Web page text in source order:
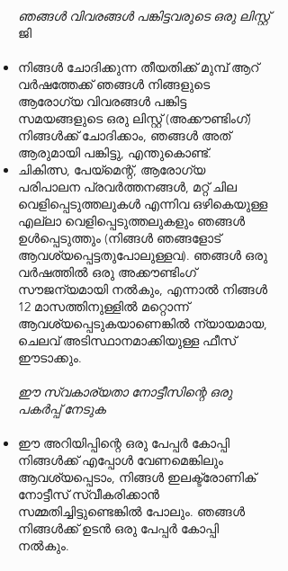
ഞങ്ങൾ വിവരങ്ങൾ പങ്കിട്ടവരുടെ ഒരു ലിസ്റ്റ്
ജി
നിങ്ങൾ ചോദിക്കുന്ന തീയതിക്ക് മുമ്പ് ആറ്
വർഷത്തേക്ക് ഞങ്ങൾ നിങ്ങളുടെ
ആരോഗ്യ വിവരങ്ങൾ പങ്കിട്ട
സമയങ്ങളുടെ ഒരു ലിസ്റ്റ് (അക്കൗണ്ടിംഗ്)
നിങ്ങൾക്ക് ചോദിക്കാം, ഞങ്ങൾ അത്
ആരുമായി പങ്കിട്ടു, എന്തുകൊണ്ട്.
ചികിത്സ, പേയ്‌മെന്റ്, ആരോഗ്യ
പരിപാലന പ്രവർത്തനങ്ങൾ, മറ്റ് ചില
വെളിപ്പെടുത്തലുകൾ എന്നിവ ഒഴികെയുള്ള
എല്ലാ വെളിപ്പെടുത്തലുകളും ഞങ്ങൾ
ഉൾപ്പെടുത്തും (നിങ്ങൾ ഞങ്ങളോട്
ആവശ്യപ്പെട്ടതുപോലുള്ളവ). ഞങ്ങൾ ഒരു
വർഷത്തിൽ ഒരു അക്കൗണ്ടിംഗ്
സൗജന്യമായി നൽകും, എന്നാൽ നിങ്ങൾ
12 മാസത്തിനുള്ളിൽ മറ്റൊന്ന്
ആവശ്യപ്പെടുകയാണെങ്കിൽ ന്യായമായ,
ചെലവ് അടിസ്ഥാനമാക്കിയുള്ള ഫീസ്
ഈടാക്കും.
ഈ സ്വകാര്യതാ നോട്ടീസിന്റെ ഒരു
പകർപ്പ് നേടുക
ഈ അറിയിപ്പിന്റെ ഒരു പേപ്പർ കോപ്പി
നിങ്ങൾക്ക് എപ്പോൾ വേണമെങ്കിലും
ആവശ്യപ്പെടാം, നിങ്ങൾ ഇലക്ട്രോണിക്
നോട്ടീസ് സ്വീകരിക്കാൻ
സമ്മതിച്ചിട്ടുണ്ടെങ്കിൽ പോലും. ഞങ്ങൾ
നിങ്ങൾക്ക് ഉടൻ ഒരു പേപ്പർ കോപ്പി
നൽകും.